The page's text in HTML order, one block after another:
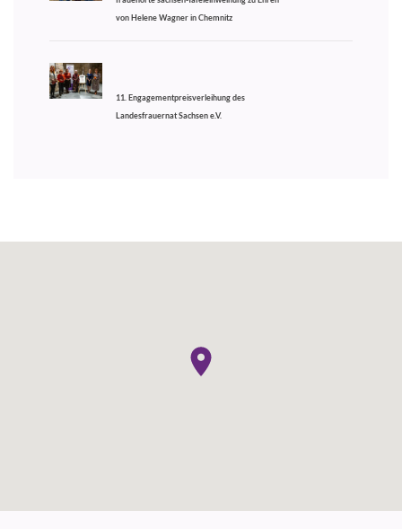
von Helene Wagner in Chemnitz
11. Engagementpreisverleihung des
Landesfrauernat Sachsen e.V.